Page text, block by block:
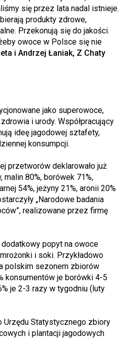
się przez lata nadal istnieje.
produkty zdrowe,
Przekonują się do jakości.
owoce w Polsce się nie
i Andrzej Łaniak, Z Chaty
jako superowoce,
i urody. Współpracujący
ideę jagodowej sztafety,
konsumpcji.
przetworów deklarowało już
malin 80%, borówek 71%,
54%, jeżyny 21%, aronii 20%
„Narodowe badania
realizowane przez firmę
dodatkowy popyt na owoce
i soki. Przykładowo
polskim sezonem zbiorów
konsumentów je borówki 4-5
je 2-3 razy w tygodniu (luty
Urzędu Statystycznego zbiory
i plantacji jagodowych